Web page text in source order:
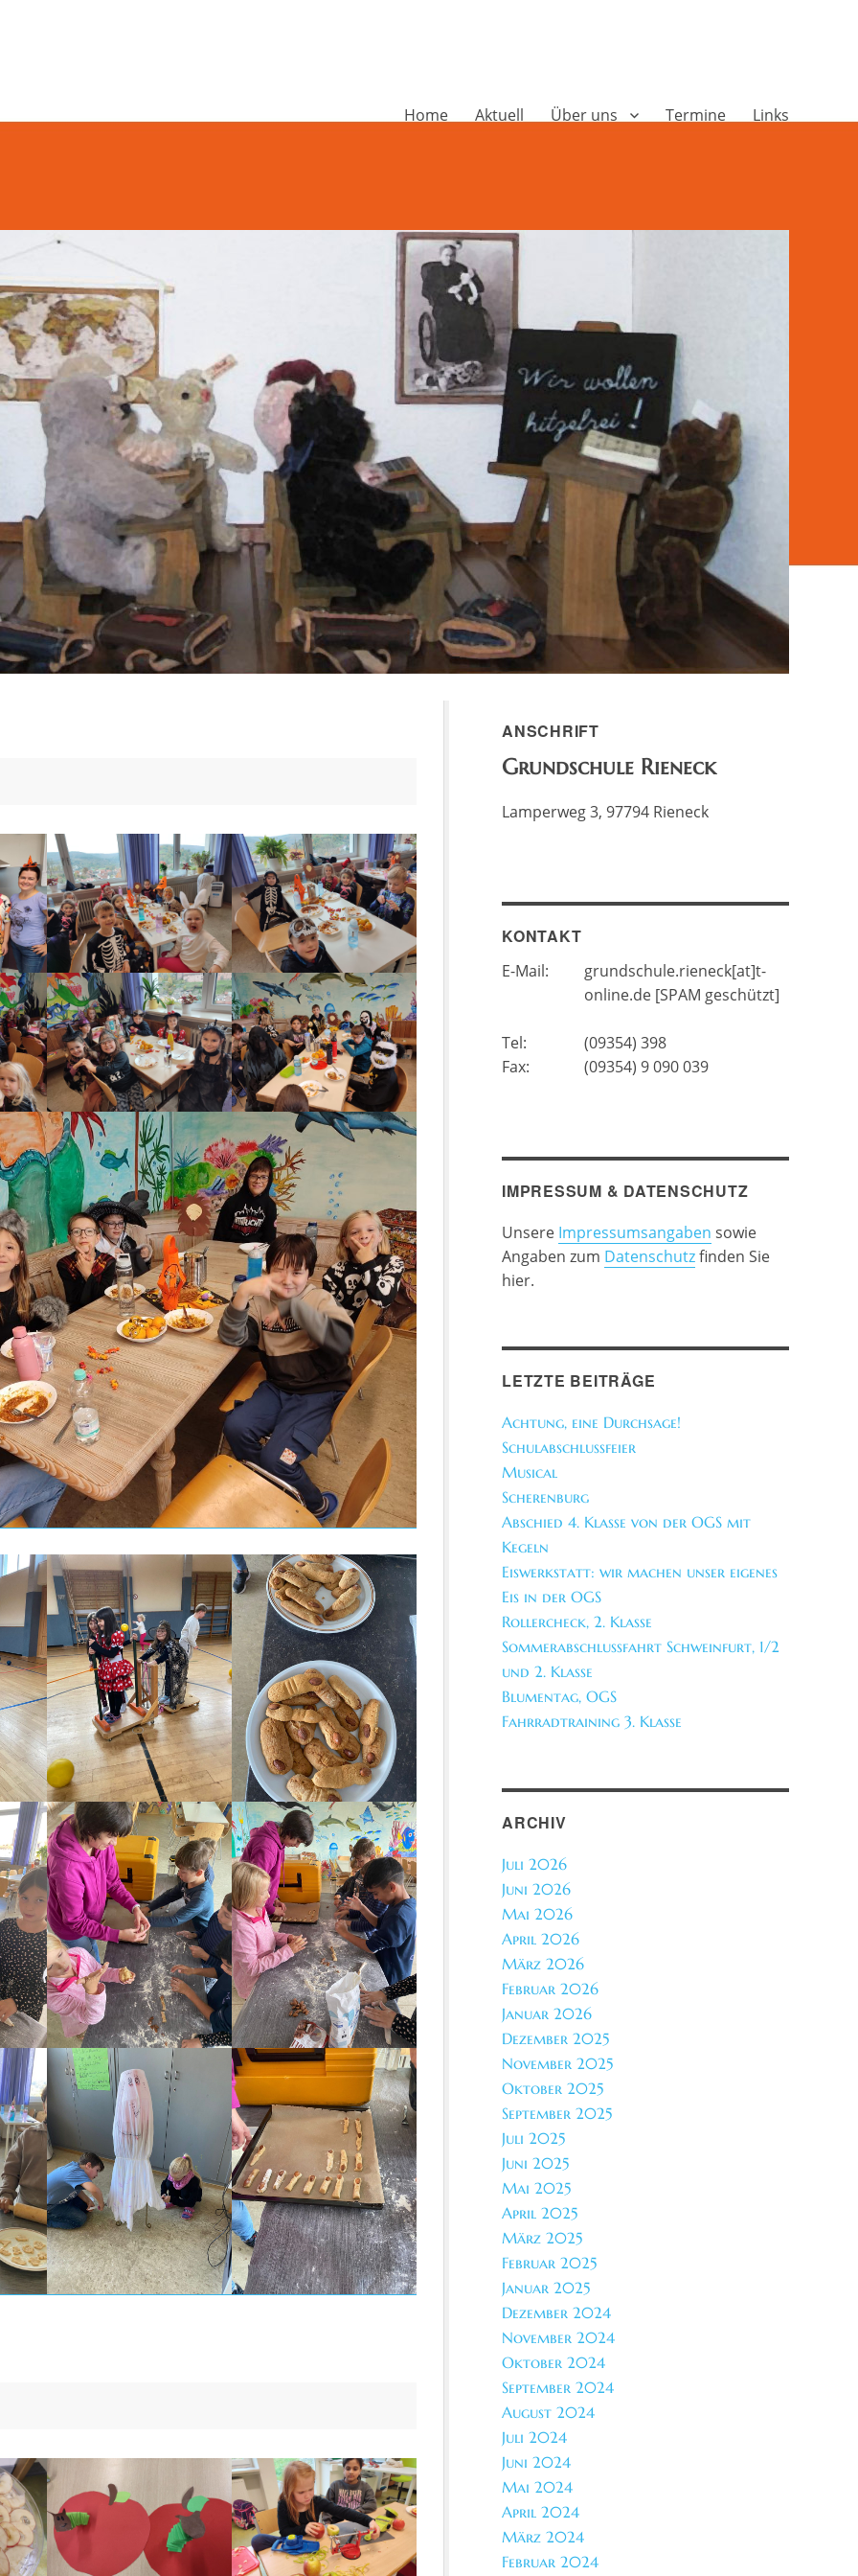
Rieneck
Home Aktuell Über uns Termine Links
ANSCHRIFT
Grundschule Rieneck
Lamperweg 3, 97794 Rieneck
KONTAKT
E-Mail:
grundschule.rieneck[at]t-
online.de [SPAM geschützt]
Tel:
(09354) 398
Fax:
(09354) 9 090 039
IMPRESSUM & DATENSCHUTZ
Unsere Impressumsangaben sowie
Angaben zum Datenschutzfinden Sie
hier.
LETZTE BEITRÄGE
Achtung, eine Durchsage!
Schulabschlussfeier
Musical
Scherenburg
Abschied 4. Klasse von der OGS mit
Kegeln
Eiswerkstatt: wir machen unser eigenes
Eis in der OGS
Rollercheck, 2. Klasse
Sommerabschlussfahrt Schweinfurt, 1/2
und 2. Klasse
Blumentag, OGS
Fahrradtraining 3. Klasse
ARCHIV
Juli 2026
Juni 2026
Mai 2026
April 2026
März 2026
Februar 2026
Januar 2026
Dezember 2025
November 2025
Oktober 2025
September 2025
Juli 2025
Juni 2025
Mai 2025
April 2025
März 2025
Februar 2025
Januar 2025
Dezember 2024
November 2024
Oktober 2024
September 2024
August 2024
Juli 2024
Juni 2024
Mai 2024
April 2024
März 2024
Februar 2024